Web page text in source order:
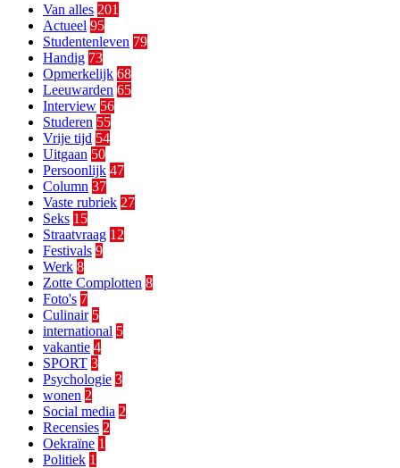
Van alles 201
Actueel 95
Studentenleven 79
Handig 73
Opmerkelijk 68
Leeuwarden 65
Interview 56
Studeren 55
Vrije tijd 54
Uitgaan 50
Persoonlijk 47
Column 37
Vaste rubriek 27
Seks 15
Straatvraag 12
Festivals 9
Werk 8
Zotte Complotten 8
Foto's 7
Culinair 5
international 5
vakantie 4
SPORT 3
Psychologie 3
wonen 2
Social media 2
Recensies 2
Oekraïne 1
Politiek 1